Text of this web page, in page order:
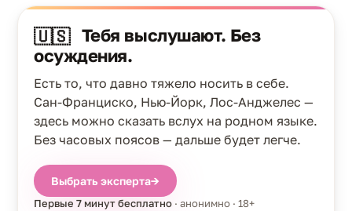
🇺🇸 Тебя выслушают. Без
осуждения.
Есть то, что давно тяжело носить в себе.
Сан-Франциско, Нью-Йорк, Лос-Анджелес —
здесь можно сказать вслух на родном языке.
Без часовых поясов — дальше будет легче.
Выбрать эксперта→
Первые 7 минут бесплатно · анонимно · 18+